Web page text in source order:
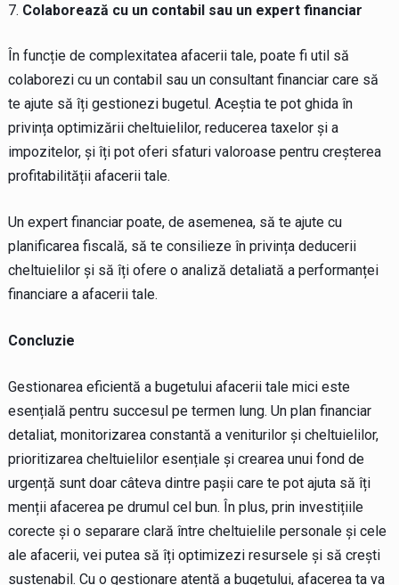
Colaborează cu un contabil sau un expert financiar
În funcție de complexitatea afacerii tale, poate fi util să
colaborezi cu un contabil sau un consultant financiar care să
te ajute să îți gestionezi bugetul. Aceștia te pot ghida în
privința optimizării cheltuielilor, reducerea taxelor și a
impozitelor, și îți pot oferi sfaturi valoroase pentru creșterea
profitabilității afacerii tale.
Un expert financiar poate, de asemenea, să te ajute cu
planificarea fiscală, să te consilieze în privința deducerii
cheltuielilor și să îți ofere o analiză detaliată a performanței
financiare a afacerii tale.
Concluzie
Gestionarea eficientă a bugetului afacerii tale mici este
esențială pentru succesul pe termen lung. Un plan financiar
detaliat, monitorizarea constantă a veniturilor și cheltuielilor,
prioritizarea cheltuielilor esențiale și crearea unui fond de
urgență sunt doar câteva dintre pașii care te pot ajuta să îți
menții afacerea pe drumul cel bun. În plus, prin investițiile
corecte și o separare clară între cheltuielile personale și cele
ale afacerii, vei putea să îți optimizezi resursele și să crești
sustenabil. Cu o gestionare atentă a bugetului, afacerea ta va